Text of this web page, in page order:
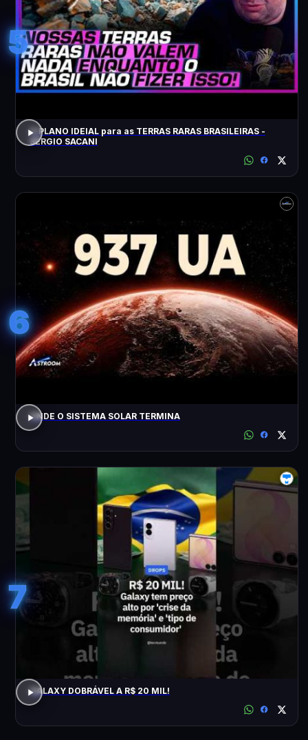
5
O PLANO IDEIAL para as TERRAS RARAS BRASILEIRAS -
SÉRGIO SACANI
6
ONDE O SISTEMA SOLAR TERMINA
7
GALAXY DOBRÁVEL A R$ 20 MIL!